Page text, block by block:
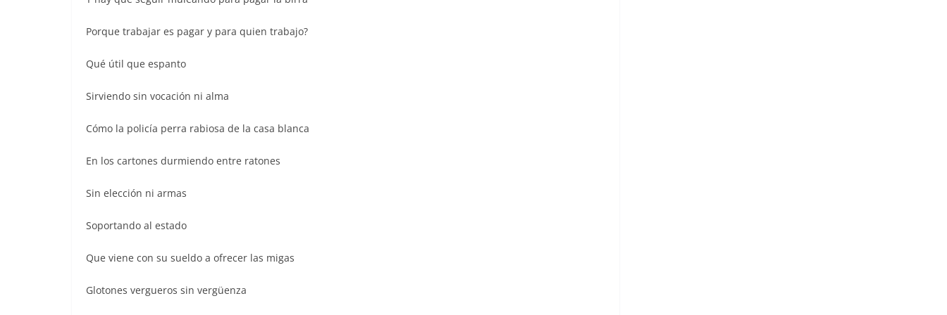
Porque trabajar es pagar y para quien trabajo?
Qué útil que espanto
Sirviendo sin vocación ni alma
Cómo la policía perra rabiosa de la casa blanca
En los cartones durmiendo entre ratones
Sin elección ni armas
Soportando al estado
Que viene con su sueldo a ofrecer las migas
Glotones vergueros sin vergüenza